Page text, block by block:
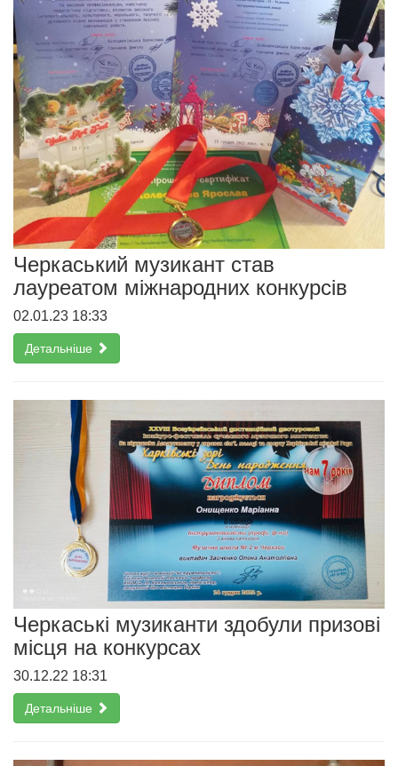
Черкаський музикант став
лауреатом міжнародних конкурсів
02.01.23 18:33
Детальніше
Черкаські музиканти здобули призові
місця на конкурсах
30.12.22 18:31
Детальніше